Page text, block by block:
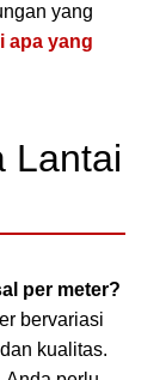
yang
apa yang
Lantai
per meter?
bervariasi
kualitas.